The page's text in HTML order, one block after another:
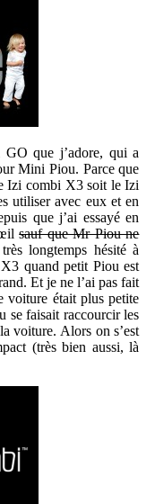
que j’adore, qui a
Mini Piou. Parce que
Izi combi X3 soit le Izi
utiliser avec eux et en
que j’ai essayé en
sauf que Mr Piou ne
longtemps hésité à
quand petit Piou est
Et je ne l’ai pas fait
voiture était plus petite
se faisait raccourcir les
voiture. Alors on s’est
(très bien aussi, là